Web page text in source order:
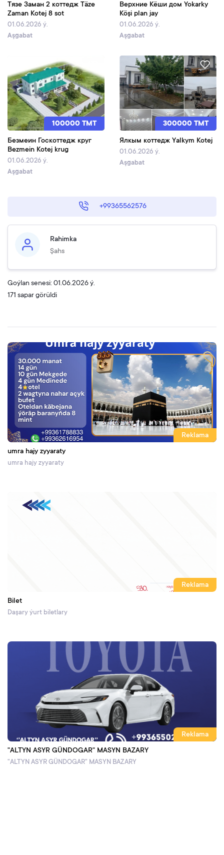
Тязе Заман 2 коттедж Täze
Zaman Kotej 8 sot
01.06.2026 ý.
Aşgabat
Верхние Кёши дом Yokarky
Köşi plan jay
01.06.2026 ý.
Aşgabat
100000 TMT
Безмеин Госкоттедж круг
Bezmein Kotej krug
01.06.2026 ý.
Aşgabat
300000 TMT
Ялкым коттедж Yalkym Kotej
01.06.2026 ý.
Aşgabat
+99365562576
Rahimka
Şahs
Goýlan senesi: 01.06.2026 ý.
171 sapar görüldi
Reklama
umra hajy zyyaraty
umra hajy zyyaraty
Reklama
Bilet
Daşary ýurt biletlary
Reklama
"ALTYN ASYR GÜNDOGAR" MASYN BAZARY
"ALTYN ASYR GÜNDOGAR" MASYN BAZARY